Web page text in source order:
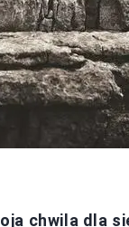
chwila dla